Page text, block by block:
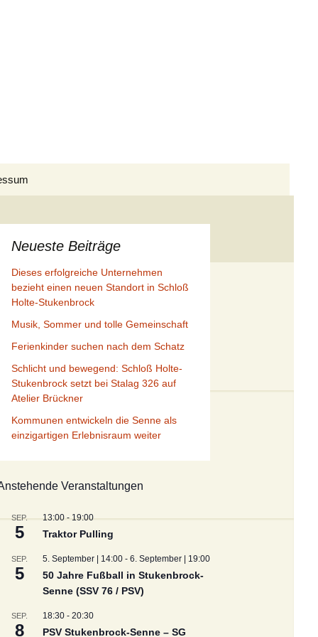
Presseberichte II/2026
Presseberichte III/2026
Presseberichte I/2025
Presseberichte II/2025
Presseberichte III/2025
Presseberichte I/2024
Presseberichte II/2024
Presseberichte IV/2024
Presseberichte I/2023
Presseberichte III/2023
Presseberichte IV/2023
Presseberichte II/2022
Presseberichte III/2022
Presseberichte IV/2022
Presseberichte I/2021
Presseberichte II/2021
Presseberichte III/2021
Presseberichte I/2020
Presseberichte II/2020
Presseberichte I/2019
Presseberichte IV/2019
Presseberichte III/2018
Presseberichte IV/2018
Presseberichte II/2017
Presseberichte III/2017
Presseberichte IV/2017
Presseberichte I/2016
Presseberichte II/2016
Presseberichte III/2016
Presseberichte IV/2016
Presseberichte 2015
Presseberichte 2014
Presseberichte 2013
Neueste Beiträge
Dieses erfolgreiche Unternehmen
bezieht einen neuen Standort in Schloß
Holte-Stukenbrock
Musik, Sommer und tolle Gemeinschaft
Ferienkinder suchen nach dem Schatz
Schlicht und bewegend: Schloß Holte-
Stukenbrock setzt bei Stalag 326 auf
Atelier Brückner
Kommunen entwickeln die Senne als
einzigartigen Erlebnisraum weiter
Veranstaltungen
SEP.
5
13:00-19:00
Traktor Pulling
SEP.
5
5. September | 14:00- 6. September | 19:00
50 Jahre Fußball in Stukenbrock-
Senne (SSV 76 / PSV)
SEP.
8
18:30- 20:30
PSV Stukenbrock-Senne – SG